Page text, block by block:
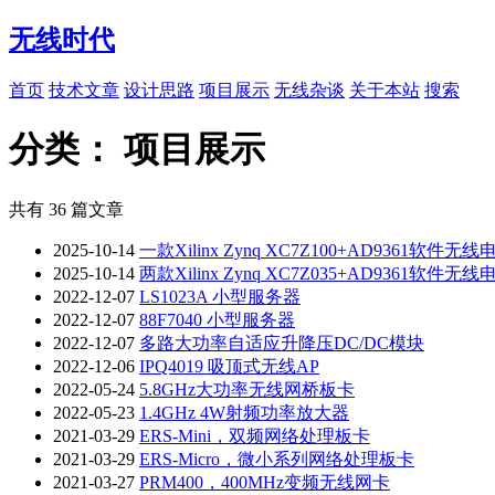
无线时代
首页 技术文章 设计思路 项目展示 无线杂谈 关于本站 搜索
分类： 项目展示
共有 36 篇文章
2025-10-14 一款Xilinx Zynq XC7Z100+AD9361软件无线
2025-10-14 两款Xilinx Zynq XC7Z035+AD9361软件无线
2022-12-07 LS1023A 小型服务器
2022-12-07 88F7040 小型服务器
2022-12-07 多路大功率自适应升降压DC/DC模块
2022-12-06 IPQ4019 吸顶式无线AP
2022-05-24 5.8GHz大功率无线网桥板卡
2022-05-23 1.4GHz 4W射频功率放大器
2021-03-29 ERS-Mini，双频网络处理板卡
2021-03-29 ERS-Micro，微小系列网络处理板卡
2021-03-27 PRM400，400MHz变频无线网卡